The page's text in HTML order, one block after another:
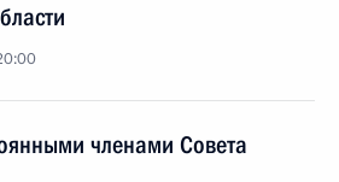
членами Совета